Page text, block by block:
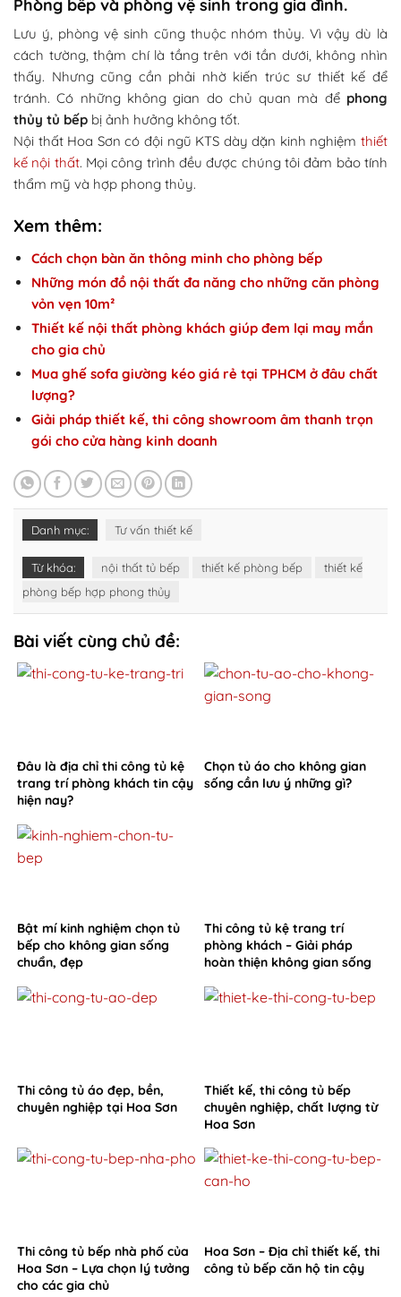
Phòng bếp và phòng vệ sinh trong gia đình.
Lưu ý, phòng vệ sinh cũng thuộc nhóm thủy. Vì vậy dù là
cách tường, thậm chí là tầng trên với tần dưới, không nhìn
thấy. Nhưng cũng cần phải nhờ kiến trúc sư thiết kế để
tránh. Có những không gian do chủ quan mà để phong
thủy tủ bếp bị ảnh hưởng không tốt.
Nội thất Hoa Sơn có đội ngũ KTS dày dặn kinh nghiệm thiết
kế nội thất. Mọi công trình đều được chúng tôi đảm bảo tính
thẩm mỹ và hợp phong thủy.
Xem thêm:
Cách chọn bàn ăn thông minh cho phòng bếp
Những món đồ nội thất đa năng cho những căn phòng
vỏn vẹn 10m²
Thiết kế nội thất phòng khách giúp đem lại may mắn
cho gia chủ
Mua ghế sofa giường kéo giá rẻ tại TPHCM ở đâu chất
lượng?
Giải pháp thiết kế, thi công showroom âm thanh trọn
gói cho cửa hàng kinh doanh
Danh mục: Tư vấn thiết kế
Từ khóa: nội thất tủ bếp thiết kế phòng bếp
thiết kế
phòng bếp hợp phong thủy
Bài viết cùng chủ đề:
Đâu là địa chỉ thi công tủ kệ
trang trí phòng khách tin cậy
hiện nay?
Chọn tủ áo cho không gian
sống cần lưu ý những gì?
Bật mí kinh nghiệm chọn tủ
bếp cho không gian sống
chuẩn, đẹp
Thi công tủ kệ trang trí
phòng khách – Giải pháp
hoàn thiện không gian sống
Thi công tủ áo đẹp, bền,
chuyên nghiệp tại Hoa Sơn
Thiết kế, thi công tủ bếp
chuyên nghiệp, chất lượng từ
Hoa Sơn
Thi công tủ bếp nhà phố của
Hoa Sơn – Lựa chọn lý tưởng
cho các gia chủ
Hoa Sơn – Địa chỉ thiết kế, thi
công tủ bếp căn hộ tin cậy